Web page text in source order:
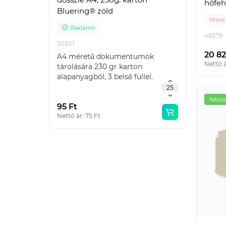
Bluering® zöld
Raktáron
50301
A4 méretű dokumentumok
tárolására 230 gr karton
alapanyagból, 3 belső füllel.
95 Ft
Nettó ár: 75 Ft
665
46379
20
Nettó